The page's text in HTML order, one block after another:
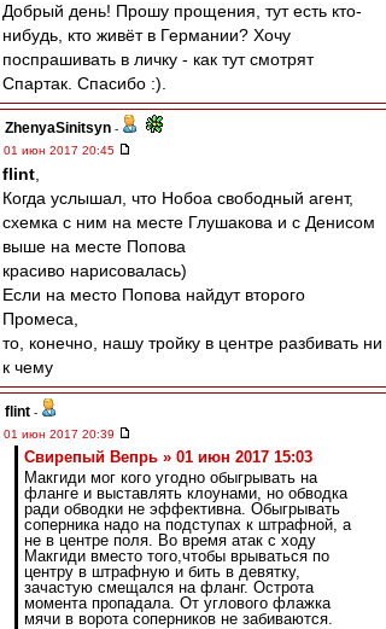
Добрый день! Прошу прощения, тут есть кто-
нибудь, кто живёт в Германии? Хочу
поспрашивать в личку - как тут смотрят
Спартак. Спасибо :).
ZhenyaSinitsyn -
01 июн 2017 20:45
flint
Когда услышал, что Нобоа свободный агент,
схемка с ним на месте Глушакова и с Денисом
выше на месте Попова
красиво нарисовалась)
Если на место Попова найдут второго
Промеса,
то, конечно, нашу тройку в центре разбивать ни
к чему
flint -
01 июн 2017 20:39
Свирепый Вепрь » 01 июн 2017 15:03
Макгиди мог кого угодно обыгрывать на
фланге и выставлять клоунами, но обводка
ради обводки не эффективна. Обыгрывать
соперника надо на подступах к штрафной, а
не в центре поля. Во время атак с ходу
Макгиди вместо того,чтобы врываться по
центру в штрафную и бить в девятку,
зачастую смещался на фланг. Острота
момента пропадала. От углового флажка
мячи в ворота соперников не забиваются.